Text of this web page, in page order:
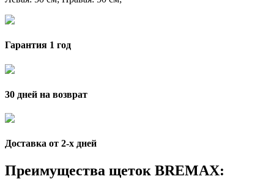
Гарантия 1 год
30 дней на возврат
Доставка от 2-x дней
Преимущества щеток BREMAX: